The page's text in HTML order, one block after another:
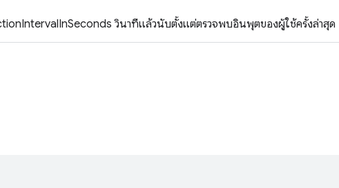
วินาทีแล้วนับตั้งแต่ตรวจพบอินพุตของผู้ใช้ครั้งล่าสุด